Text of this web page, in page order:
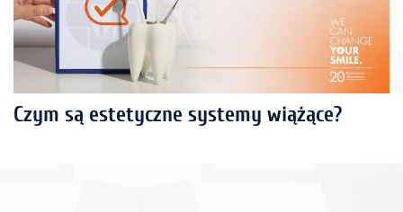
Czym są estetyczne systemy wiążące?